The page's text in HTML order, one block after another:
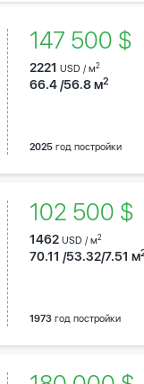
147 500 $
2221 USD / м2
66.4 /56.8 м2
2025год постройки
102 500 $
1462 USD / м2
70.11 /53.32/7.51 м
1973год постройки